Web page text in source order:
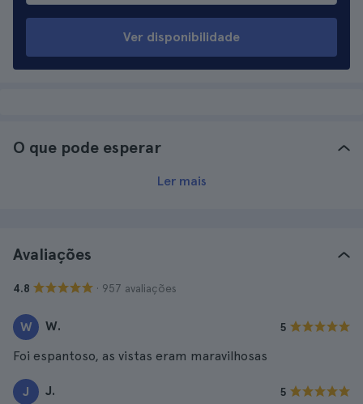
Ver disponibilidade
O que pode esperar
Ler mais
Avaliações
4.8 · 957 avaliações
W W. 5
Foi espantoso, as vistas eram maravilhosas
J J. 5